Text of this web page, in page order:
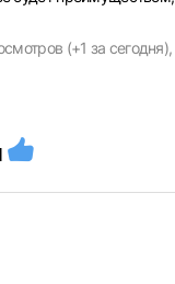
(+1 за сегодня),